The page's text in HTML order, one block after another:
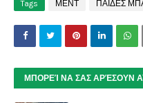
Tags ΜΕΝΤ ΠΑΙΔΕΣ
ΜΠΟΡΕΊ ΝΑ ΣΑΣ ΑΡΈΣΟΥΝ